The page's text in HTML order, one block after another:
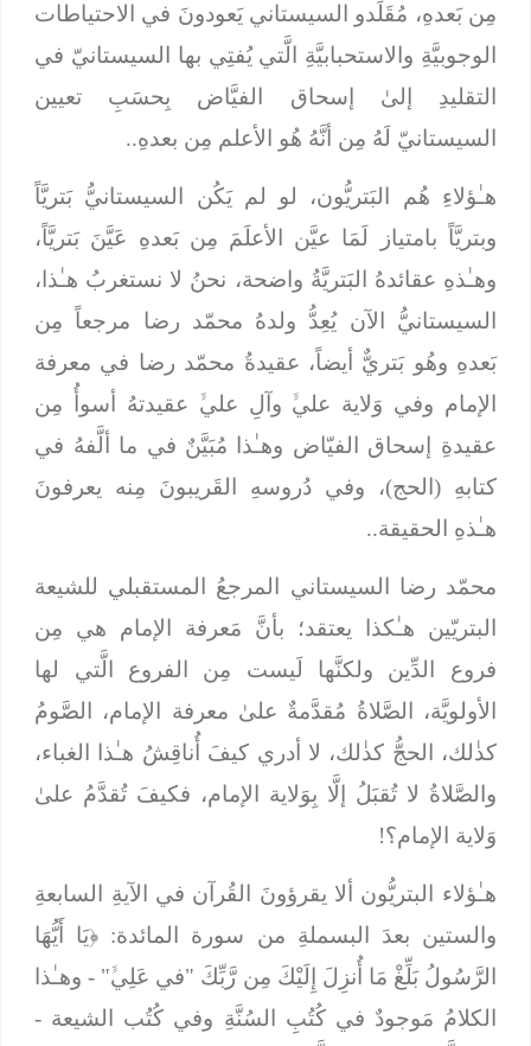
مِن بَعدهِ، مُقَلِّدو السيستاني يَعودونَ في الاحتياطات
الوجوبيَّةِ والاستحبابيَّةِ الَّتي يُفتِي بها السيستانيّ في
التقليدِ إلىٰ إسحاق الفيَّاض بِحسَبِ تعيين
السيستانيّ لَهُ مِن أنَّهُ هُو الأعلم مِن بعدهِ..
هـٰؤلاءِ هُم البَتريُّون، لو لم يَكُن السيستانيُّ بَتريَّاً
وبتريَّاً بامتياز لَمَا عيَّن الأعلَمَ مِن بَعدهِ عَيَّنَ بَتريَّاً،
وهـٰذهِ عقائدهُ البَتريَّةُ واضحة، نحنُ لا نستغربُ هـٰذا،
السيستانيُّ الآن يُعِدُّ ولدهُ محمّد رضا مرجعاً مِن
بَعدهِ وهُو بَتريٌّ أيضاً، عقيدةُ محمّد رضا في معرفة
الإمام وفي وَلاية عليﱟ وآلِ عليﱟ عقيدتهُ أسوأُ مِن
عقيدةِ إسحاق الفيّاض وهـٰذا مُبَيَّنٌ في ما ألَّفهُ في
كتابهِ (الحج)، وفي دُروسهِ القَريبونَ مِنه يعرفونَ
هـٰذهِ الحقيقة..
محمّد رضا السيستاني المرجعُ المستقبلي للشيعة
البتريّين هـٰكذا يعتقد؛ بأنَّ مَعرفة الإمام هي مِن
فروع الدِّين ولكنَّها لَيست مِن الفروع الَّتي لها
الأولويَّة، الصَّلاةُ مُقدَّمةٌ علىٰ معرفة الإمام، الصَّومُ
كذٰلك، الحجُّ كذٰلك، لا أدري كيفَ أُناقِشُ هـٰذا الغباء،
والصَّلاةُ لا تُقبَلُ إلَّا بِوَلاية الإمام، فكيفَ تُقدَّمُ علىٰ
وَلاية الإمام؟!
هـٰؤلاء البتريُّون ألا يقرؤونَ القُرآن في الآيةِ السابعةِ
والستين بعدَ البسملةِ من سورة المائدة: ﴿يَا أَيُّهَا
الرَّسُولُ بَلِّغْ مَا أُنزِلَ إِلَيْكَ مِن رَّبِّكَ" في عَلِيﱟ"- وهـٰذا
الكلامُ مَوجودٌ في كُتُبِ السُنَّةِ وفي كُتُب الشيعة -